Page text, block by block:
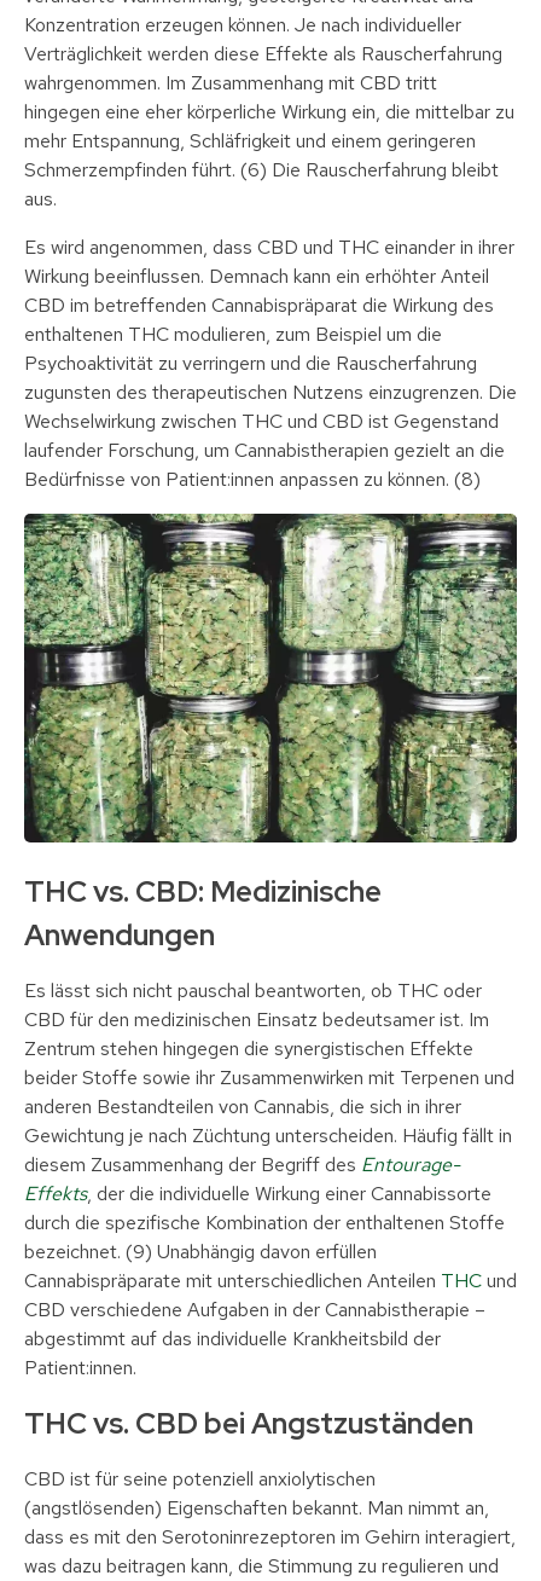
Konzentration erzeugen können. Je nach individueller
Verträglichkeit werden diese Effekte als Rauscherfahrung
wahrgenommen. Im Zusammenhang mit CBD tritt
hingegen eine eher körperliche Wirkung ein, die mittelbar zu
mehr Entspannung, Schläfrigkeit und einem geringeren
Schmerzempfinden führt. (6) Die Rauscherfahrung bleibt
aus.
Es wird angenommen, dass CBD und THC einander in ihrer
Wirkung beeinflussen. Demnach kann ein erhöhter Anteil
CBD im betreffenden Cannabispräparat die Wirkung des
enthaltenen THC modulieren, zum Beispiel um die
Psychoaktivität zu verringern und die Rauscherfahrung
zugunsten des therapeutischen Nutzens einzugrenzen. Die
Wechselwirkung zwischen THC und CBD ist Gegenstand
laufender Forschung, um Cannabistherapien gezielt an die
Bedürfnisse von Patient:innen anpassen zu können. (8)
THC vs. CBD: Medizinische
Anwendungen
Es lässt sich nicht pauschal beantworten, ob THC oder
CBD für den medizinischen Einsatz bedeutsamer ist. Im
Zentrum stehen hingegen die synergistischen Effekte
beider Stoffe sowie ihr Zusammenwirken mit Terpenen und
anderen Bestandteilen von Cannabis, die sich in ihrer
Gewichtung je nach Züchtung unterscheiden. Häufig fällt in
diesem Zusammenhang der Begriff des Entourage-
Effekts, der die individuelle Wirkung einer Cannabissorte
durch die spezifische Kombination der enthaltenen Stoffe
bezeichnet. (9) Unabhängig davon erfüllen
Cannabispräparate mit unterschiedlichen Anteilen THCund
CBD verschiedene Aufgaben in der Cannabistherapie –
abgestimmt auf das individuelle Krankheitsbild der
Patient:innen.
THC vs. CBD bei Angstzuständen
CBD ist für seine potenziell anxiolytischen
(angstlösenden) Eigenschaften bekannt. Man nimmt an,
dass es mit den Serotoninrezeptoren im Gehirn interagiert,
was dazu beitragen kann, die Stimmung zu regulieren und